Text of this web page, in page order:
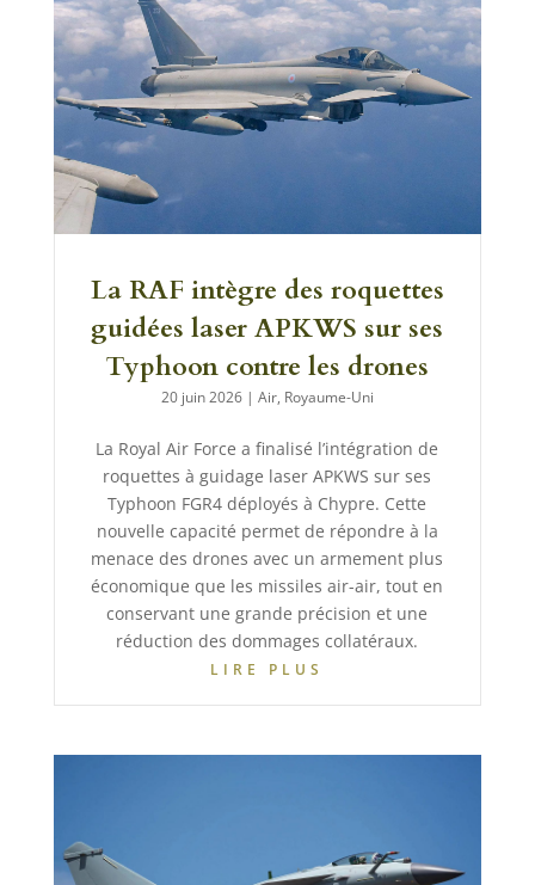
La RAF intègre des roquettes
guidées laser APKWS sur ses
Typhoon contre les drones
20 juin 2026| Air, Royaume-Uni
La Royal Air Force a finalisé l’intégration de
roquettes à guidage laser APKWS sur ses
Typhoon FGR4 déployés à Chypre. Cette
nouvelle capacité permet de répondre à la
menace des drones avec un armement plus
économique que les missiles air-air, tout en
conservant une grande précision et une
réduction des dommages collatéraux.
LIRE PLUS